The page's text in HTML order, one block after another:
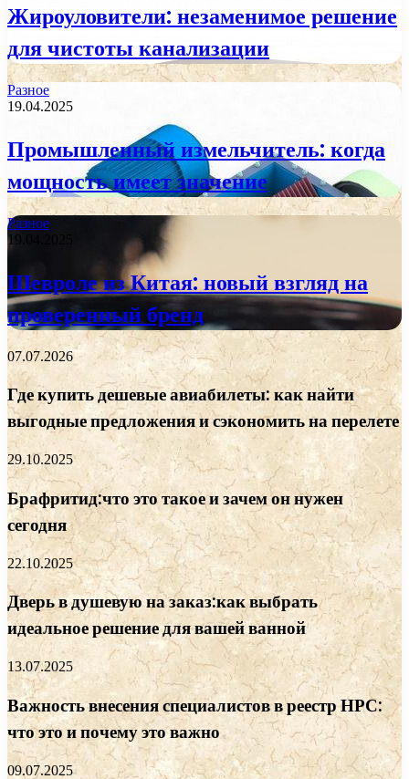
Жироуловители: незаменимое решение
для чистоты канализации
Разное
19.04.2025
Промышленный измельчитель: когда
мощность имеет значение
Разное
19.04.2025
Шевроле из Китая: новый взгляд на
проверенный бренд
07.07.2026
Где купить дешевые авиабилеты: как найти
выгодные предложения и сэкономить на перелете
29.10.2025
Брафритид:что это такое и зачем он нужен
сегодня
22.10.2025
Дверь в душевую на заказ:как выбрать
идеальное решение для вашей ванной
13.07.2025
Важность внесения специалистов в реестр НРС:
что это и почему это важно
09.07.2025